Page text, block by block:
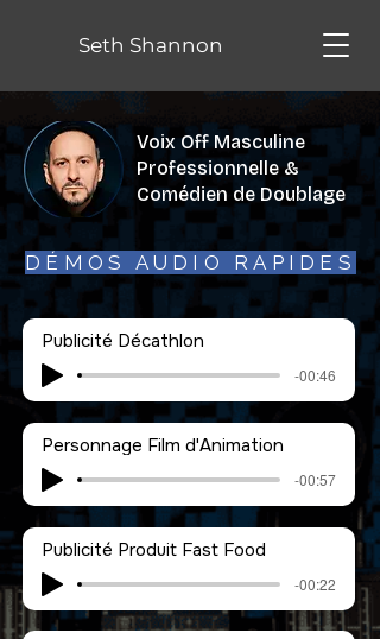
Seth Shannon
Voix Off Masculine
Professionnelle &
Comédien de Doublage
DÉMOS AUDIO RAPIDES
Publicité Décathlon
-00:46
Personnage Film d'Animation
-00:57
Publicité Produit Fast Food
-00:22